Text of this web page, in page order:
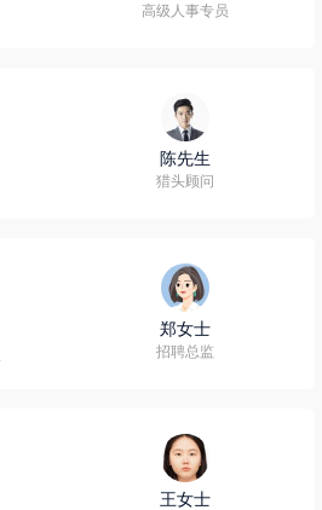
高级人事专员
陈先生
猎头顾问
郑女士
招聘总监
王女士